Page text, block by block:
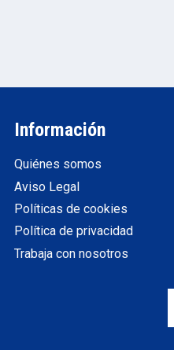
Información
Quiénes somos
Aviso Legal
Políticas de cookies
Política de privacidad
Trabaja con nosotros